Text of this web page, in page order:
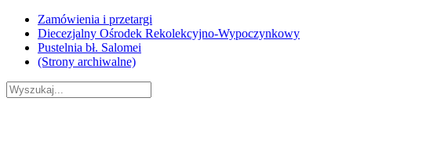
Skip
content
Zamówienia i przetargi
Diecezjalny Ośrodek Rekolekcyjno-Wypoczynkowy
Pustelnia bł. Salomei
(Strony archiwalne)